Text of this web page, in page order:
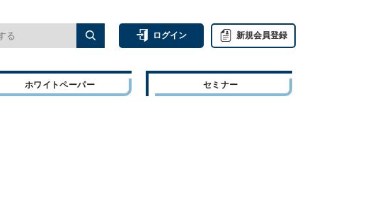
ログイン 新規会員登録
ホワイトペーパー セミナー